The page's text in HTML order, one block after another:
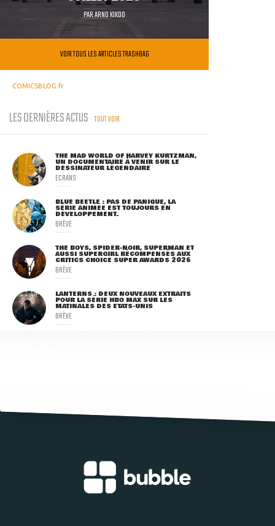
PARARNO KIKOO
VOIR TOUS LES ARTICLES TRASHBAG
COMICSBLOG.fr
LES DERNIÈRES ACTUS TOUT VOIR
THE MAD WORLD OF HARVEY KURTZMAN,
UN DOCUMENTAIRE À VENIR SUR LE
DESSINATEUR LÉGENDAIRE
ECRANS
BLUE BEETLE : PAS DE PANIQUE, LA
SÉRIE ANIMÉE EST TOUJOURS EN
DÉVELOPPEMENT.
BRÈVE
THE BOYS, SPIDER-NOIR, SUPERMAN ET
AUSSI SUPERGIRL RÉCOMPENSÉS AUX
CRITICS CHOICE SUPER AWARDS 2026
BRÈVE
LANTERNS : DEUX NOUVEAUX EXTRAITS
POUR LA SÉRIE HBO MAX SUR LES
MATINALES DES ETATS-UNIS
BRÈVE